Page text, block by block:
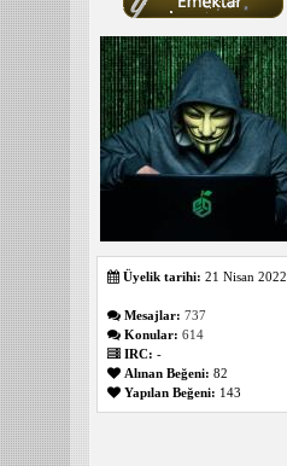
Üyelik tarihi: 21 Nisan 2022
Mesajlar: 737
Konular: 614
IRC: -
Alınan Beğeni: 82
Yapılan Beğeni: 143